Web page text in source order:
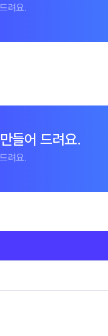
려요.
들어 드려요.
려요.